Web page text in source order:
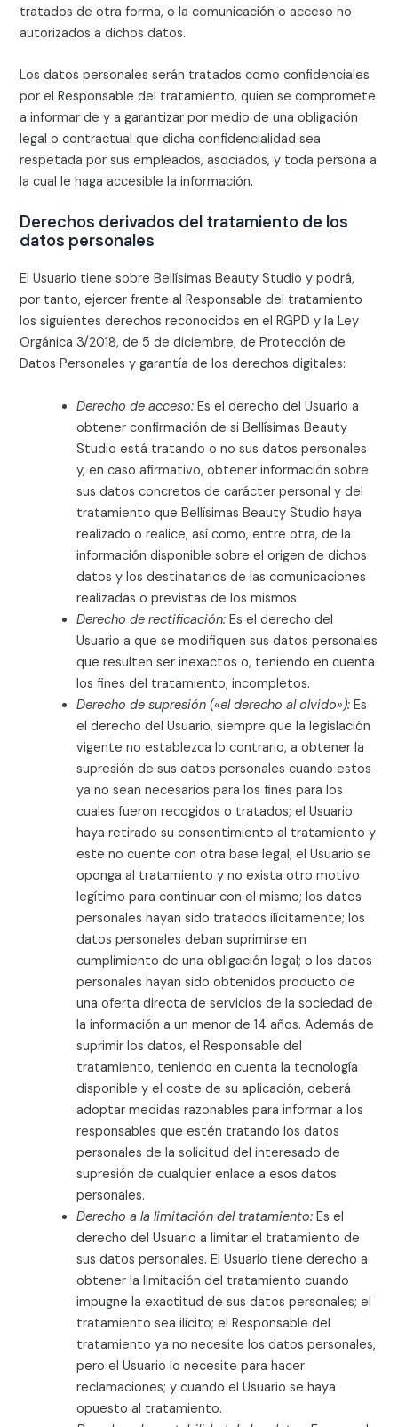
tratados de otra forma, o la comunicación o acceso no
autorizados a dichos datos.
Los datos personales serán tratados como confidenciales
por el Responsable del tratamiento, quien se compromete
a informar de y a garantizar por medio de una obligación
legal o contractual que dicha confidencialidad sea
respetada por sus empleados, asociados, y toda persona a
la cual le haga accesible la información.
Derechos derivados del tratamiento de los
datos personales
El Usuario tiene sobreBellísimas Beauty Studio y podrá,
por tanto, ejercer frente al Responsable del tratamiento
los siguientes derechos reconocidos en el RGPD y la Ley
Orgánica 3/2018, de 5 de diciembre, de Protección de
Datos Personales y garantía de los derechos digitales:
Derecho de acceso: Es el derecho del Usuario a
obtener confirmación de siBellísimas Beauty
Studio está tratando o no sus datos personales
y, en caso afirmativo, obtener información sobre
sus datos concretos de carácter personal y del
tratamiento queBellísimas Beauty Studio haya
realizado o realice, así como, entre otra, de la
información disponible sobre el origen de dichos
datos y los destinatarios de las comunicaciones
realizadas o previstas de los mismos.
Derecho de rectificación: Es el derecho del
Usuario a que se modifiquen sus datos personales
que resulten ser inexactos o, teniendo en cuenta
los fines del tratamiento, incompletos.
Derecho de supresión («el derecho al olvido»): Es
el derecho del Usuario, siempre que la legislación
vigente no establezca lo contrario, a obtener la
supresión de sus datos personales cuando estos
ya no sean necesarios para los fines para los
cuales fueron recogidos o tratados; el Usuario
haya retirado su consentimiento al tratamiento y
este no cuente con otra base legal; el Usuario se
oponga al tratamiento y no exista otro motivo
legítimo para continuar con el mismo; los datos
personales hayan sido tratados ilícitamente; los
datos personales deban suprimirse en
cumplimiento de una obligación legal; o los datos
personales hayan sido obtenidos producto de
una oferta directa de servicios de la sociedad de
la información a un menor de 14 años. Además de
suprimir los datos, el Responsable del
tratamiento, teniendo en cuenta la tecnología
disponible y el coste de su aplicación, deberá
adoptar medidas razonables para informar a los
responsables que estén tratando los datos
personales de la solicitud del interesado de
supresión de cualquier enlace a esos datos
personales.
Derecho a la limitación del tratamiento: Es el
derecho del Usuario a limitar el tratamiento de
sus datos personales. El Usuario tiene derecho a
obtener la limitación del tratamiento cuando
impugne la exactitud de sus datos personales; el
tratamiento sea ilícito; el Responsable del
tratamiento ya no necesite los datos personales,
pero el Usuario lo necesite para hacer
reclamaciones; y cuando el Usuario se haya
opuesto al tratamiento.